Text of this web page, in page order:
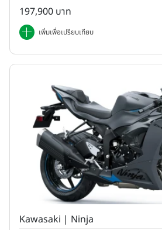
197,900 บาท
เพิ่มเพื่อเปรียบเทียบ
Kawasaki | Ninja